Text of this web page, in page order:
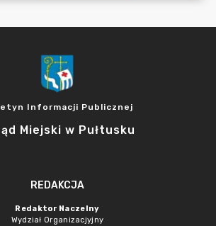
Informacji Publicznej
Miejski w Pułtusku
REDAKCJA
Redaktor Naczelny
Wydział Organizacjyjny